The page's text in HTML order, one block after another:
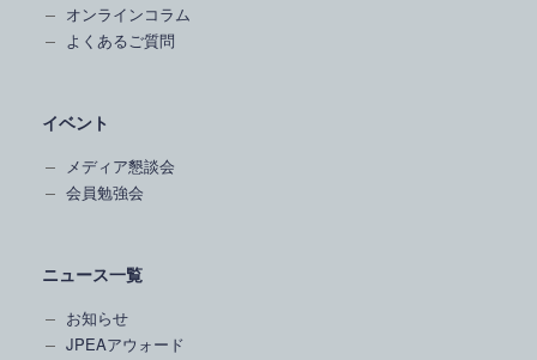
オンラインコラム
よくあるご質問
イベント
メディア懇談会
会員勉強会
ニュース一覧
お知らせ
JPEAアウォード